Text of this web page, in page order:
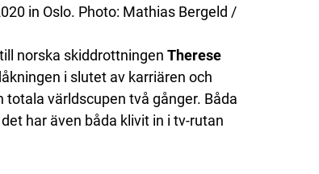
in Oslo. Photo: Mathias Bergeld /
norska skiddrottningen Therese
i slutet av karriären och
totala världscupen två gånger. Båda
har även båda klivit in i tv-rutan